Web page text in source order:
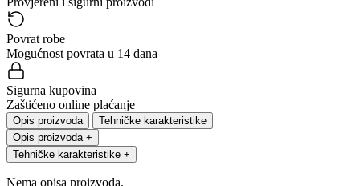
Povrat robe
Mogućnost povrata u 14 dana
Sigurna kupovina
Zaštićeno online plaćanje
Opis proizvoda
Tehničke karakteristike
Opis proizvoda +
Tehničke karakteristike +
Nema opisa proizvoda.